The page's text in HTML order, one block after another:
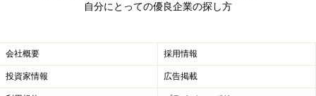
自分にとっての優良企業の探し方
会社概要 採用情報
投資家情報 広告掲載